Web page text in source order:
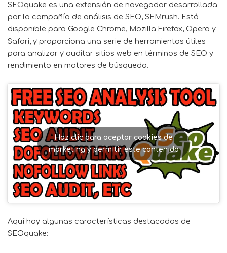
SEOquake es una extensión de navegador desarrollada
por la compañía de análisis de SEO, SEMrush. Está
disponible para Google Chrome, Mozilla Firefox, Opera y
Safari, y proporciona una serie de herramientas útiles
para analizar y auditar sitios web en términos de SEO y
rendimiento en motores de búsqueda.
Haz clic para aceptar cookies de
marketing y permitir este contenido
Aquí hay algunas características destacadas de
SEOquake: